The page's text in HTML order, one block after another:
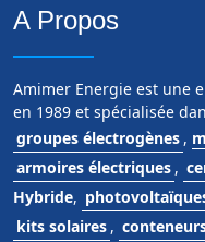
A Propos
Amimer Energie est une
en 1989 et spécialisée
groupes électrogènes ,
armoires électriques ,
Hybride,
kits solaires ,